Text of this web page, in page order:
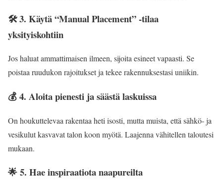
🛠️ 3. Käytä “Manual Placement” -tilaa
yksityiskohtiin
Jos haluat ammattimaisen ilmeen, sijoita esineet vapaasti. Se
poistaa ruudukon rajoitukset ja tekee rakennuksestasi uniikin.
💰 4. Aloita pienesti ja säästä laskuissa
On houkuttelevaa rakentaa heti isosti, mutta muista, että sähkö- ja
vesikulut kasvavat talon koon myötä. Laajenna vähitellen taloutesi
mukaan.
🌟 5. Hae inspiraatiota naapureilta